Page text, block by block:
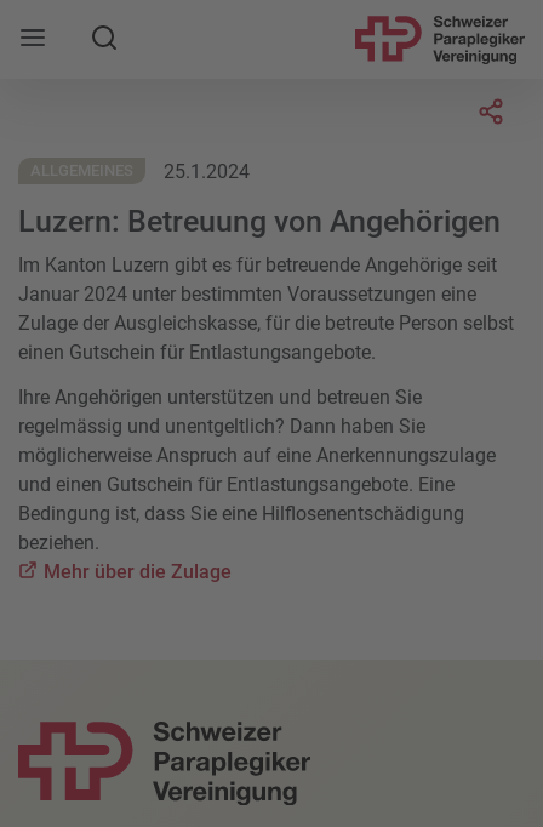
Mobile Navigation öffnen
Suche
ALLGEMEINES 25.1.2024
Luzern: Betreuung von Angehörigen
Im Kanton Luzern gibt es für betreuende Angehörige seit
Januar 2024 unter bestimmten Voraussetzungen eine
Zulage der Ausgleichskasse, für die betreute Person selbst
einen Gutschein für Entlastungsangebote.
Ihre Angehörigen unterstützen und betreuen Sie
regelmässig und unentgeltlich? Dann haben Sie
möglicherweise Anspruch auf eine Anerkennungszulage
und einen Gutschein für Entlastungsangebote. Eine
Bedingung ist, dass Sie eine Hilflosenentschädigung
beziehen.
Mehr über die Zulage